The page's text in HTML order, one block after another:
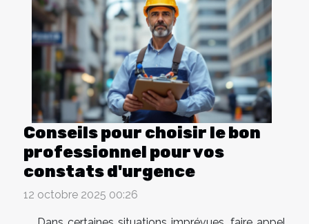
Conseils pour choisir le bon
professionnel pour vos
constats d'urgence
12 octobre 2025 00:26